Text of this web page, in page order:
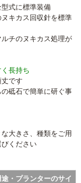
式に標準装備
キカス回収針を標準
チのヌキカス処理が
長持ち
です
砥石で簡単に研ぐ事
大きさ、種類をご用
ください
途・プランターのサイ